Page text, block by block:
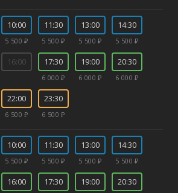
10:00
5 500 ₽
11:30
5 500 ₽
13:00
5 500 ₽
14:30
5 500 ₽
16:00 17:30
6 000 ₽
19:00
6 000 ₽
20:30
6 000 ₽
22:00
6 500 ₽
23:30
6 500 ₽
10:00
5 500 ₽
11:30
5 500 ₽
13:00
5 500 ₽
14:30
5 500 ₽
16:00 17:30 19:00 20:30